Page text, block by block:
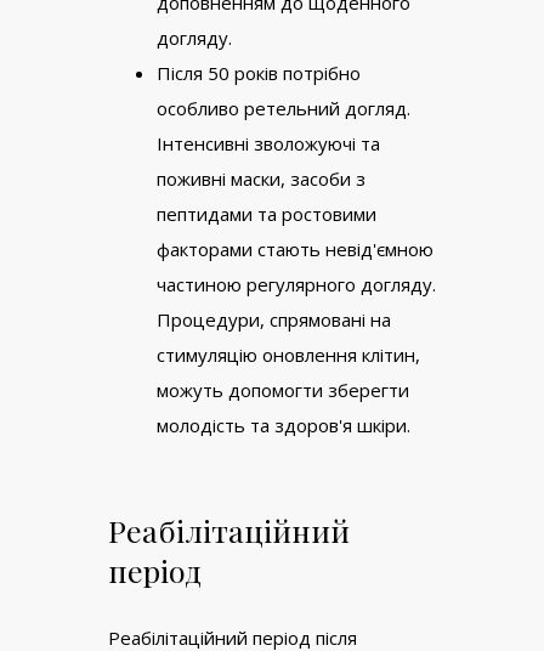
догляду.
Після 50 років потрібно
особливо ретельний догляд.
Інтенсивні зволожуючі та
поживні маски, засоби з
пептидами та ростовими
факторами стають невід'ємною
частиною регулярного догляду.
Процедури, спрямовані на
стимуляцію оновлення клітин,
можуть допомогти зберегти
молодість та здоров'я шкіри.
Реабілітаційний
період
Реабілітаційний період після